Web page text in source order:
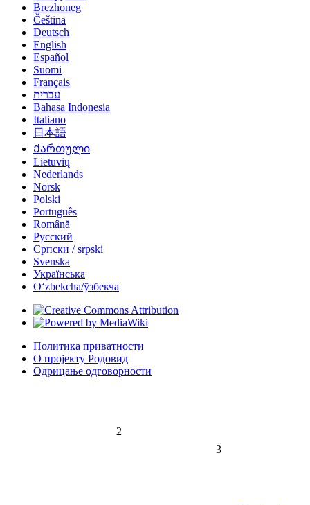
2
3
Brezhoneg
Čeština
Deutsch
English
Español
Suomi
Français
עברית
Bahasa Indonesia
Italiano
日本語
Ქართული
Lietuvių
Nederlands
Norsk
Polski
Português
Română
Русский
Српски / srpski
Svenska
Українська
Oʻzbekcha/ўзбекча
Политика приватности
О пројекту Родовид
Одрицање одговорности